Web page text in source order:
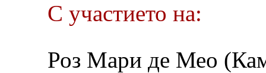
С участието на:
Роз Мари де Мео